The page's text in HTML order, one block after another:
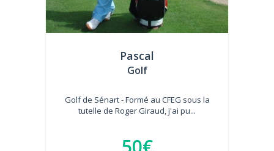
Pascal
Golf
Golf de Sénart - Formé au CFEG sous la
tutelle de Roger Giraud, j'ai pu...